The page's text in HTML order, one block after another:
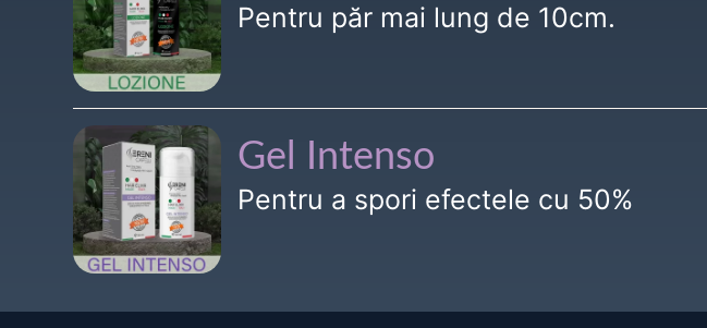
Pentru păr mai lung de 10cm.
Gel Intenso
Pentru a spori efectele cu 50%